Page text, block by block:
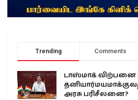
Trending Comments
டாஸ்மாக்
அரசு பரிசீலனை?